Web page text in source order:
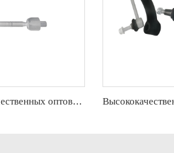
Горячая распродажа высококачественных оптовых производителей наконечника рулевой тяги для BMW X5 E53 OE 32216751277